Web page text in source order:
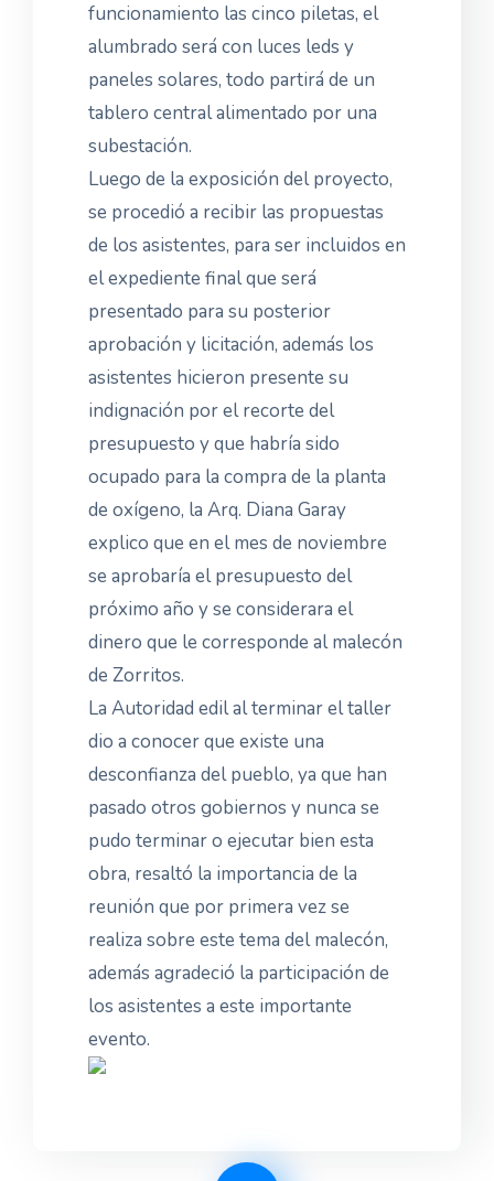
funcionamiento las cinco piletas, el
alumbrado será con luces leds y
paneles solares, todo partirá de un
tablero central alimentado por una
subestación.
Luego de la exposición del proyecto,
se procedió a recibir las propuestas
de los asistentes, para ser incluidos en
el expediente final que será
presentado para su posterior
aprobación y licitación, además los
asistentes hicieron presente su
indignación por el recorte del
presupuesto y que habría sido
ocupado para la compra de la planta
de oxígeno, la Arq. Diana Garay
explico que en el mes de noviembre
se aprobaría el presupuesto del
próximo año y se considerara el
dinero que le corresponde al malecón
de Zorritos.
La Autoridad edil al terminar el taller
dio a conocer que existe una
desconfianza del pueblo, ya que han
pasado otros gobiernos y nunca se
pudo terminar o ejecutar bien esta
obra, resaltó la importancia de la
reunión que por primera vez se
realiza sobre este tema del malecón,
además agradeció la participación de
los asistentes a este importante
evento.